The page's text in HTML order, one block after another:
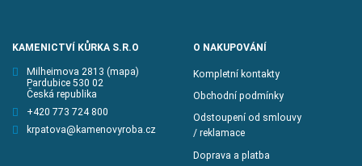
KAMENICTVÍ KŮRKA S.R.O
Milheimova 2813 (mapa)
Pardubice 530 02
Česká republika
+420 773 724 800
krpatova@kamenovyroba.cz
O NAKUPOVÁNÍ
Kompletní kontakty
Obchodní podmínky
Odstoupení od smlouvy
/ reklamace
Doprava a platba